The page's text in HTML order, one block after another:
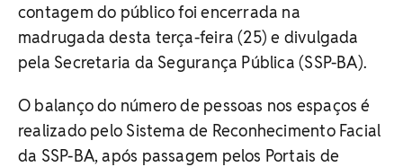
contagem do público foi encerrada na
madrugada desta terça-feira (25) e divulgada
pela Secretaria da Segurança Pública (SSP-BA).
O balanço do número de pessoas nos espaços é
realizado pelo Sistema de Reconhecimento Facial
da SSP-BA, após passagem pelos Portais de